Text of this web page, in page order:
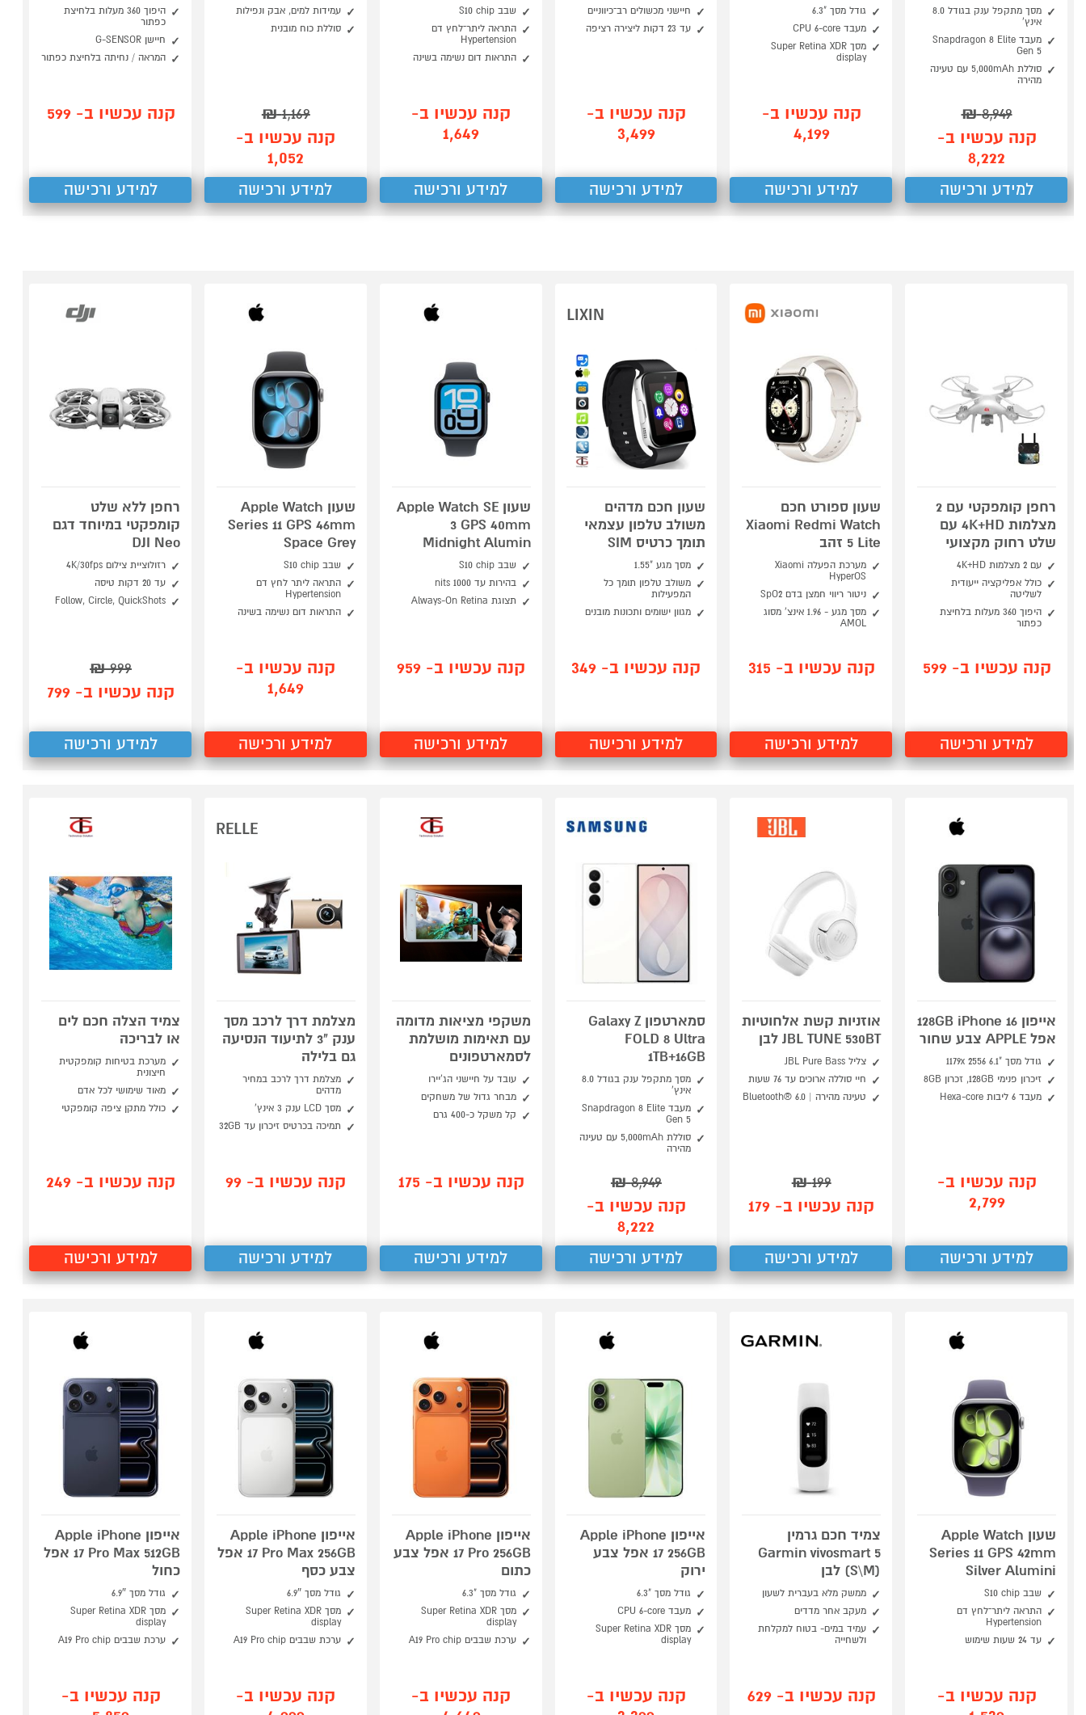
מסך מתקפל ענק בגודל 8.0
אינץ'
מעבד Snapdragon 8 Elite
Gen 5
סוללת 5,000mAh עם טעינה
מהירה
8,949
₪
קנה עכשיו ב-
8,222
למידע ורכישה
גודל מסך "6.3
מעבד CPU 6-core
מסך Super Retina XDR
display
קנה עכשיו ב-
4,199
למידע ורכישה
חיישני מכשולים רב־כיווניים
עד 23 דקות ליצירה רציפה
קנה עכשיו ב-
3,499
למידע ורכישה
שבב S10 chip
התראה ליתר־לחץ דם
Hypertension
התראות דום נשימה בשינה
קנה עכשיו ב-
1,649
למידע ורכישה
עמידות למים, אבק ונפילות
סוללת כוח מובנית
1,169
₪
קנה עכשיו ב-
1,052
למידע ורכישה
היפוך 360 מעלות בלחיצת
כפתור
חיישן G-SENSOR
המראה / נחיתה בלחיצת כפתור
קנה עכשיו ב- 599
למידע ורכישה
רחפן קומפקטי עם 2
מצלמות 4K+HD עם
שלט רחוק מקצועי
עם 2 מצלמות 4K+HD
כולל אפליקציה ייעודית
לשליטה
היפוך 360 מעלות בלחיצת
כפתור
קנה עכשיו ב- 599
למידע ורכישה
שעון ספורט חכם
Xiaomi Redmi Watch
5 Lite זהב
מערכת הפעלה Xiaomi
HyperOS
ניטור ריווי חמצן בדם SpO2
מסך מגע - 1.96 אינצ' מסוג
AMOL
קנה עכשיו ב- 315
למידע ורכישה
LIXIN
שעון חכם מדהים
משולב טלפון עצמאי
תומך כרטיס SIM
מסך מגע "1.55
משולב טלפון תומך כל
המפעילות
מגוון ישומים ותכונות מובנים
קנה עכשיו ב- 349
למידע ורכישה
שעון Apple Watch SE
3 GPS 40mm
Midnight Alumin
שבב S10 chip
בהירות עד 1000 nits
תצוגת Always-On Retina
קנה עכשיו ב- 959
למידע ורכישה
שעון Apple Watch
Series 11 GPS 46mm
Space Grey
שבב S10 chip
התראה ליתר לחץ דם
Hypertension
התראות דום נשימה בשינה
קנה עכשיו ב-
1,649
למידע ורכישה
רחפן ללא שלט
קומפקטי במיוחד דגם
DJI Neo
רזולוציית צילום 4K/30fps
עד 20 דקות טיסה
Follow, Circle, QuickShots
999
₪
קנה עכשיו ב- 799
למידע ורכישה
אייפון 128GB iPhone 16
אפל APPLE צבע שחור
גודל מסך "6.1 1179x 2556
זיכרון פנימי 128GB, זכרון 8GB
מעבד 6 ליבות Hexa-core
קנה עכשיו ב-
2,799
למידע ורכישה
אוזניות קשת אלחוטיות
JBL TUNE 530BT לבן
צליל JBL Pure Bass
חיי סוללה ארוכים עד 76 שעות
טעינה מהירה | Bluetooth® 6.0
199
₪
קנה עכשיו ב- 179
למידע ורכישה
סמארטפון Galaxy Z
FOLD 8 Ultra
1TB+16GB
מסך מתקפל ענק בגודל 8.0
אינץ'
מעבד Snapdragon 8 Elite
Gen 5
סוללת 5,000mAh עם טעינה
מהירה
8,949
₪
קנה עכשיו ב-
8,222
למידע ורכישה
משקפי מציאות מדומה
עם תאימות מושלמת
לסמארטפונים
עובד על חיישני הג'יירו
מבחר גדול של משחקים
קל משקל כ-400 גרם
קנה עכשיו ב- 175
למידע ורכישה
RELLE
מצלמת דרך לרכב מסך
ענק "3 לתיעוד הנסיעה
גם בלילה
מצלמת דרך לרכב במחיר
מדהים
מסך LCD ענק 3 אינץ'
תמיכה בכרטיס זיכרון עד 32GB
קנה עכשיו ב- 99
למידע ורכישה
צמיד הצלה חכם לים
או לבריכה
מערכת בטיחות קומפקטית
חיצונית
מאוד שימושי לכל אדם
כולל מתקן ציפה קומפקטי
קנה עכשיו ב- 249
למידע ורכישה
שעון Apple Watch
Series 11 GPS 42mm
Silver Alumini
שבב S10 chip
התראה ליתר־לחץ דם
Hypertension
עד 24 שעות שימוש
קנה עכשיו ב-
צמיד חכם גרמין
Garmin vivosmart 5
(S\M) לבן
ממשק מלא בעברית לשעון
מעקב אחר מדדים
עמיד במים- בטוח למקלחת
ולשחייה
קנה עכשיו ב- 629
אייפון Apple iPhone
17 256GB אפל צבע
ירוק
גודל מסך "6.3
מעבד CPU 6-core
מסך Super Retina XDR
display
קנה עכשיו ב-
אייפון Apple iPhone
17 Pro 256GB אפל צבע
כתום
גודל מסך "6.3
מסך Super Retina XDR
display
ערכת שבבים A19 Pro chip
קנה עכשיו ב-
אייפון Apple iPhone
17 Pro Max 256GB אפל
צבע כסף
גודל מסך 6.9″
מסך Super Retina XDR
display
ערכת שבבים A19 Pro chip
קנה עכשיו ב-
אייפון Apple iPhone
17 Pro Max 512GB אפל
כחול
גודל מסך 6.9″
מסך Super Retina XDR
display
ערכת שבבים A19 Pro chip
קנה עכשיו ב-